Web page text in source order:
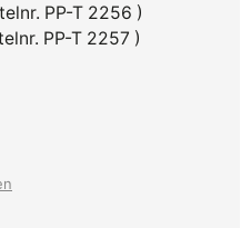
PP-T 2256 )
PP-T 2257 )